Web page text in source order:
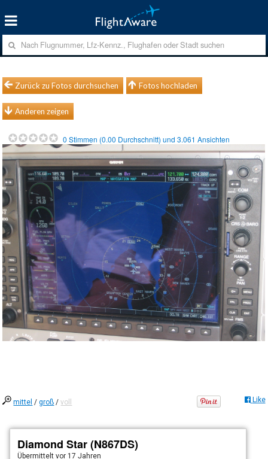
Zurück zu Fotos durchsuchen Fotos hochladen
Anderen zeigen
0 Stimmen (0.00 Durchschnitt) und3.061 Ansichten
mittel /groß /voll Like
Diamond Star (N867DS)
Übermitteltvor 17 Jahren